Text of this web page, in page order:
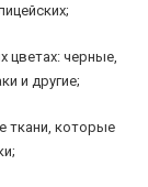
цветах: черные,
и другие;
ткани, которые